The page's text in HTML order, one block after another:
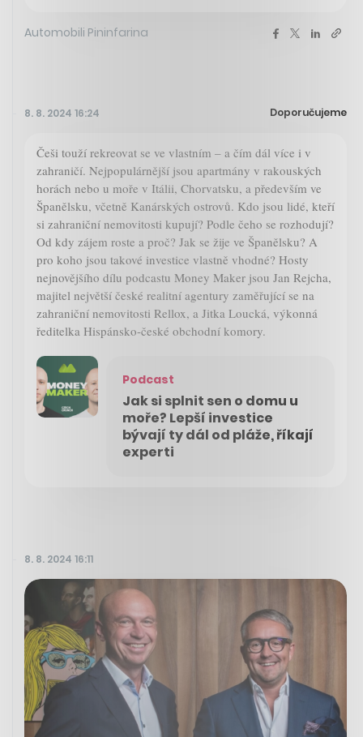
Automobili Pininfarina
8. 8. 2024 16:24 Doporučujeme
Češi touží rekreovat se ve vlastním – a čím dál více i v
zahraničí. Nejpopulárnější jsou apartmány v rakouských
horách nebo u moře v Itálii, Chorvatsku, a především ve
Španělsku, včetně Kanárských ostrovů. Kdo jsou lidé, kteří
si zahraniční nemovitosti kupují? Podle čeho se rozhodují?
Od kdy zájem roste a proč? Jak se žije ve Španělsku? A
pro koho jsou takové investice vlastně vhodné? Hosty
nejnovějšího dílu podcastu Money Maker jsou Jan Rejcha,
majitel největší české realitní agentury zaměřující se na
zahraniční nemovitosti Rellox, a Jitka Loucká, výkonná
ředitelka Hispánsko-české obchodní komory.
Podcast
Jak si splnit sen o domu u
moře? Lepší investice
bývají ty dál od pláže, říkají
experti
8. 8. 2024 16:11